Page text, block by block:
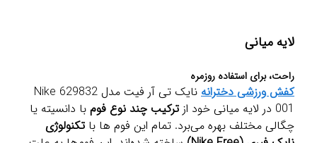
لایه میانی
راحت، برای استفاده روزمره
کفش ورزشی دخترانه
نایک تی آر فیت مدل Nike 629832
001 در لایه میانی خود از
ترکیب چند نوع فوم با دانسیته یا
چگالی مختلف بهره می‌برد. تمام این فوم ها با تکنولوژی